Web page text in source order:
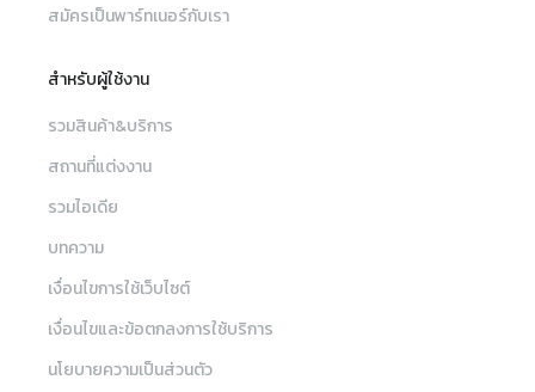
สมัครเป็นพาร์ทเนอร์กับเรา
สำหรับผู้ใช้งาน
รวมสินค้า&บริการ
สถานที่แต่งงาน
รวมไอเดีย
บทความ
เงื่อนไขการใช้เว็บไซต์
เงื่อนไขและข้อตกลงการใช้บริการ
นโยบายความเป็นส่วนตัว